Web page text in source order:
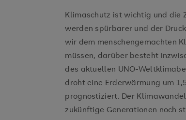
Klimaschutz ist wichtig und die
werden spürbarer und der
wir dem menschengemachten
müssen, darüber besteht
des aktuellen UNO-
droht eine Erderwärmung um
prognostiziert. Der
zukünftige Generationen noch